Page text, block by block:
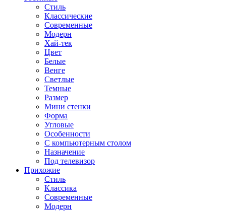
Стиль
Классические
Современные
Модерн
Хай-тек
Цвет
Белые
Венге
Светлые
Темные
Размер
Мини стенки
Форма
Угловые
Особенности
С компьютерным столом
Назначение
Под телевизор
Прихожие
Стиль
Классика
Современные
Модерн